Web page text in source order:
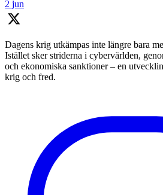
2 jun
Dagens krig utkämpas inte längre bara
Istället sker striderna i cybervärlden,
och ekonomiska sanktioner – en
krig och fred.